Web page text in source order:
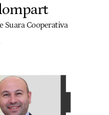
Suara Cooperativa